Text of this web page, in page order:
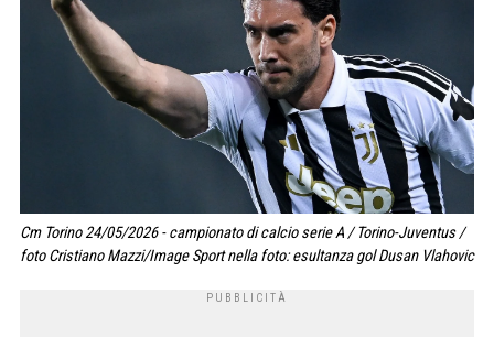
Cm Torino 24/05/2026 - campionato di calcio serie A / Torino-Juventus /
foto Cristiano Mazzi/Image Sport nella foto: esultanza gol Dusan Vlahovic